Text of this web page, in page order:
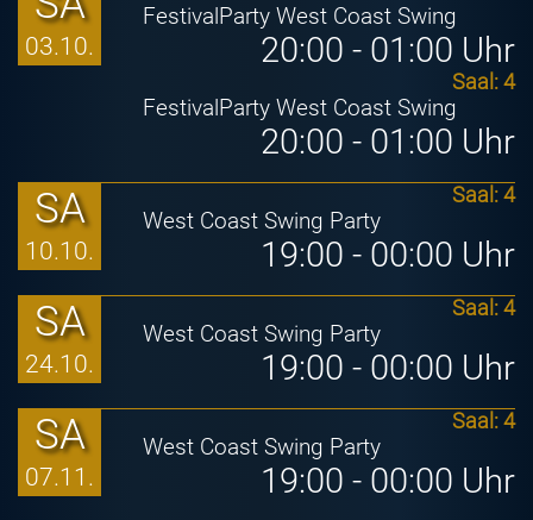
03.10.
FestivalParty West Coast Swing
20:00 - 01:00 Uhr
Saal: 4
FestivalParty West Coast Swing
20:00 - 01:00 Uhr
SA
10.10.
Saal: 4
West Coast Swing Party
19:00 - 00:00 Uhr
SA
24.10.
Saal: 4
West Coast Swing Party
19:00 - 00:00 Uhr
SA
07.11.
Saal: 4
West Coast Swing Party
19:00 - 00:00 Uhr